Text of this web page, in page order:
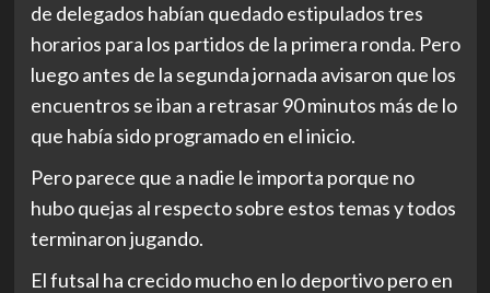
de delegados habían quedado estipulados tres
horarios para los partidos de la primera ronda. Pero
luego antes de la segunda jornada avisaron que los
encuentros se iban a retrasar 90 minutos más de lo
que había sido programado en el inicio.
Pero parece que a nadie le importa porque no
hubo quejas al respecto sobre estos temas y todos
terminaron jugando.
El futsal ha crecido mucho en lo deportivo pero en